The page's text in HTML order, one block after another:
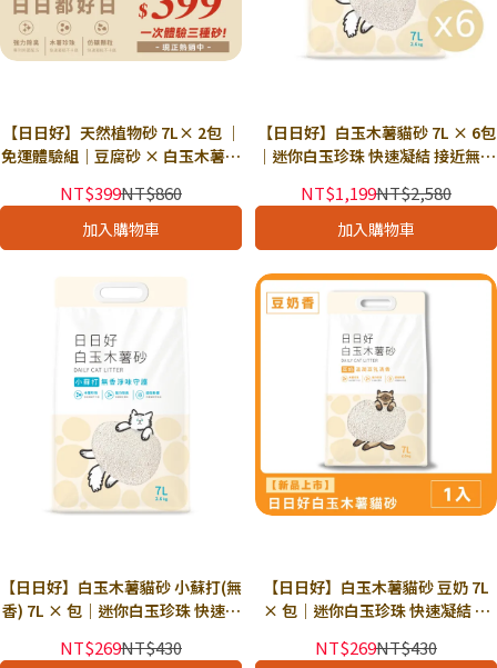
【日日好】天然植物砂 7L× 2包 ｜
免運體驗組｜豆腐砂 × 白玉木薯砂
顆粒 超低粉塵｜可獨立下單
NT$399NT$860
加入購物車
【日日好】白玉木薯貓砂 7L × 6包
｜迷你白玉珍珠 快速凝結 接近無塵
NT$1,199NT$2,580
加入購物車
【日日好】白玉木薯貓砂 小蘇打(無
香) 7L × 包｜迷你白玉珍珠 快速凝
NT$269NT$430
【日日好】白玉木薯貓砂 豆奶 7L
× 包｜迷你白玉珍珠 快速凝結 接
NT$269NT$430